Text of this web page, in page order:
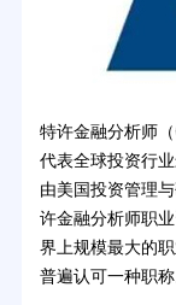
特许金融分析师
代表全球投资行
由美国投资管理
许金融分析师职
界上规模最大的
普遍认可一种职称